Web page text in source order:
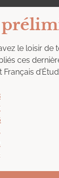
le loisir de
ces